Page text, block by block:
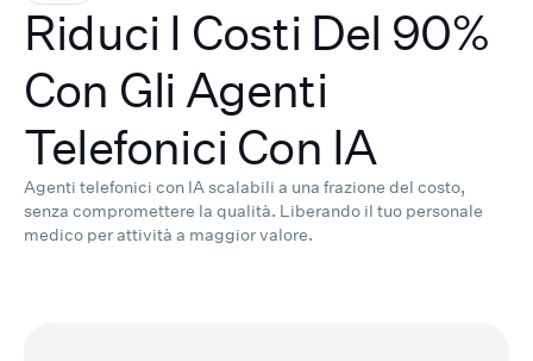
Riduci I Costi Del 90%
Con Gli Agenti
Telefonici Con IA
Agenti telefonici con IA scalabili a una frazione del costo,
senza compromettere la qualità. Liberando il tuo personale
medico per attività a maggior valore.